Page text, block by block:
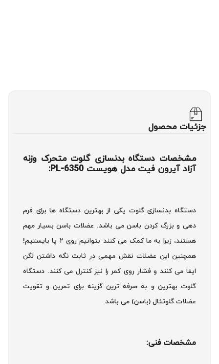
جزئیات محصول
مشخصات دستگاه بدنسازی گلوت متحرک وزنه
آزاد آیرون فیت مدل هویست PL-6350:
دستگاه بدنسازی گلوت یکی از بهترین دستگاه ها برای فرم
دهی و بزرگ کردن باسن می باشد. عضلات باسن بسیار مهم
هستند، زیرا به ما کمک می کنند بتوانیم روی ۲ پا بایستیم!
همچنین این عضلات نقش مهمی در ثابت نگه داشتن لگن
ایفا می کنند و فشار روی کمر را نیز کنترل می کنند. دستگاه
گلوت بهترین و به صرفه ترین گزینه برای تمرین و تقویت
عضلات گلوتئال (باسن) می باشد.
مشخصات فنی: